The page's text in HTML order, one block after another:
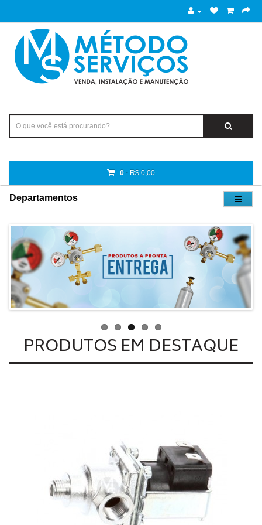
0 - R$ 0,00
Departamentos
PRODUTOS EM DESTAQUE